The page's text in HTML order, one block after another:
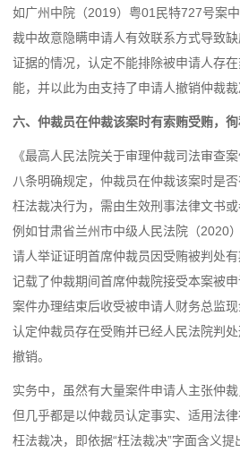
如广州中院（2019）粤01民特727号案
裁中故意隐瞒申请人有效联系方式导致
证据的情况，认定不能排除被申请人存
能，并以此为由支持了申请人撤销仲裁裁
六、仲裁员在仲裁该案时有索贿受贿，
《最高人民法院关于审理仲裁司法审查
八条明确规定，仲裁员在仲裁该案时是
枉法裁决行为，需由生效刑事法律文书或
例如甘肃省兰州市中级人民法院（2020
请人举证证明首席仲裁员因受贿被判处
记载了仲裁期间首席仲裁院接受本案被
案件办理结束后收受被申请人财务总监
认定仲裁员存在受贿并已经人民法院判
撤销。
实务中，虽然有大量案件申请人主张仲裁
但几乎都是以仲裁员认定事实、适用法
枉法裁决，即依据“枉法裁决”字面含义